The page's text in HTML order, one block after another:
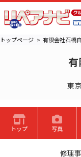
トップページ 有限会社石橋
東
トップ 写真
修理